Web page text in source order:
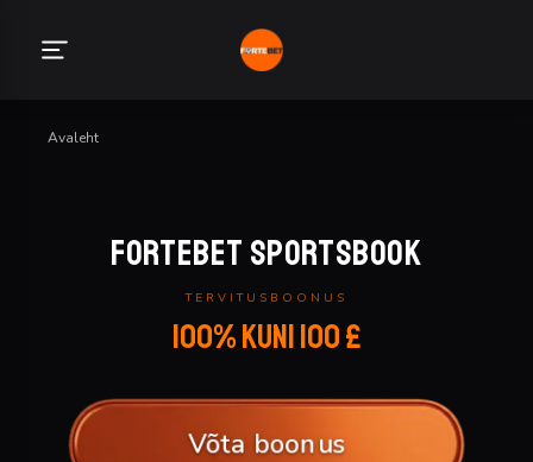
Avaleht
ForteBet Sportsbook
TERVITUSBOONUS
100% kuni 100 £
Võta boonus